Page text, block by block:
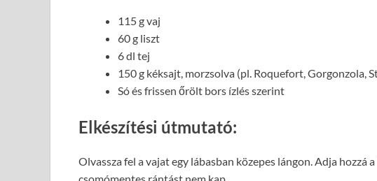
115 g vaj
60 g liszt
6 dl tej
150 g kéksajt, morzsolva (pl. Roquefort, Gorgonzola,
Só és frissen őrölt bors ízlés szerint
Elkészítési útmutató:
Olvassza fel a vajat egy lábasban közepes lángon. Adja hozzá